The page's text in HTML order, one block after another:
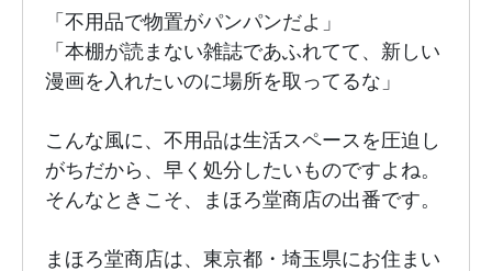
「不用品で物置がパンパンだよ」
「本棚が読まない雑誌であふれてて、新しい
漫画を入れたいのに場所を取ってるな」
こんな風に、不用品は生活スペースを圧迫し
がちだから、早く処分したいものですよね。
そんなときこそ、まほろ堂商店の出番です。
まほろ堂商店は、東京都・埼玉県にお住まい